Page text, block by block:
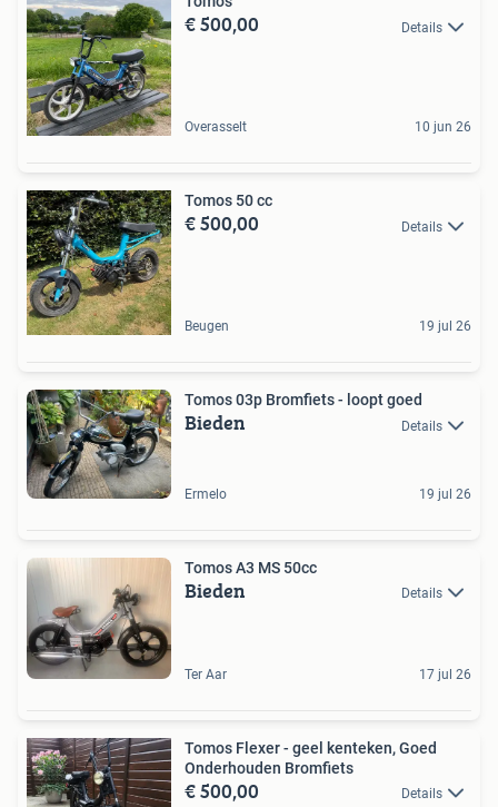
€ 500,00 Details
Overasselt 10 jun 26
Tomos 50 cc
€ 500,00 Details
Beugen 19 jul 26
Tomos 03p Bromfiets - loopt goed
Bieden Details
Ermelo 19 jul 26
Tomos A3 MS 50cc
Bieden Details
Ter Aar 17 jul 26
Tomos Flexer - geel kenteken, Goed
Onderhouden Bromfiets
€ 500,00 Details